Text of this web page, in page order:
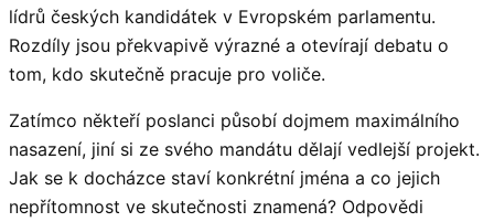
lídrů českých kandidátek v Evropském parlamentu.
Rozdíly jsou překvapivě výrazné a otevírají debatu o
tom, kdo skutečně pracuje pro voliče.
Zatímco někteří poslanci působí dojmem maximálního
nasazení, jiní si ze svého mandátu dělají vedlejší projekt.
Jak se k docházce staví konkrétní jména a co jejich
nepřítomnost ve skutečnosti znamená? Odpovědi